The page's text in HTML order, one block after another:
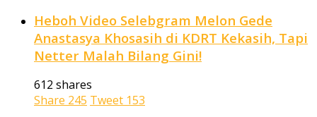
Heboh Video Selebgram Melon Gede
Anastasya Khosasih di KDRT Kekasih, Tapi
Netter Malah Bilang Gini!
612 shares
Share 245 Tweet 153